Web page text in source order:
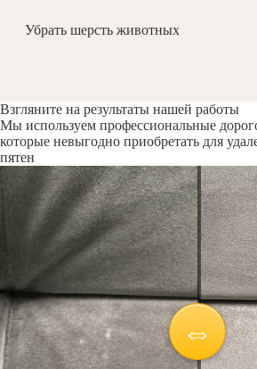
Убрать шерсть животных
Взгляните на результаты нашей работы
Мы используем профессиональные
которые невыгодно приобретать для
пятен